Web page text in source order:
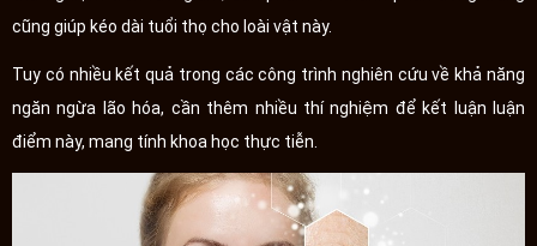
cũng giúp kéo dài tuổi thọ cho loài vật này.
Tuy có nhiều kết quả trong các công trình nghiên cứu về khả năng
ngăn ngừa lão hóa, cần thêm nhiều thí nghiệm để kết luận luận
điểm này, mang tính khoa học thực tiễn.